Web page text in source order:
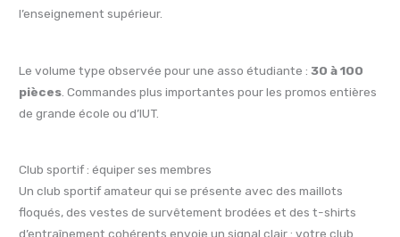
l’enseignement supérieur.
Le volume type observée pour une asso étudiante :30 à 100
pièces . Commandes plus importantes pour les promos entières
de grande école ou d’IUT.
Club sportif : équiper ses membres
Un club sportif amateur qui se présente avec des maillots
floqués, des vestes de survêtement brodées et des t-shirts
d’entraînement cohérents envoie un signal clair : votre club